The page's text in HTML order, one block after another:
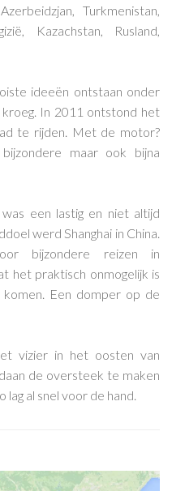
Turkmenistan,
Kazachstan, Rusland,
ideeën ontstaan onder
In 2011 ontstond het
te rijden. Met de motor?
maar ook bijna
een lastig en niet altijd
werd Shanghai in China.
bijzondere reizen in
het praktisch onmogelijk is
Een domper op de
vizier in het oosten van
de oversteek te maken
lag al snel voor de hand.